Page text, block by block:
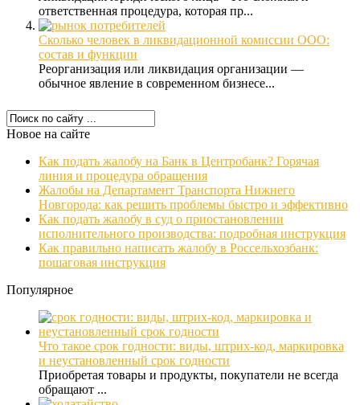
ответственная процедура, которая пр...
Сколько человек в ликвидационной комиссии ООО:
состав и функции
Реорганизация или ликвидация организации —
обычное явление в современном бизнесе...
Новое на сайте
Как подать жалобу на Банк в Центробанк? Горячая
линия и процедура обращения
Жалобы на Департамент Транспорта Нижнего
Новгорода: как решить проблемы быстро и эффективно
Как подать жалобу в суд о приостановлении
исполнительного производства: подробная инструкция
Как правильно написать жалобу в Россельхозбанк:
пошаговая инструкция
Популярное
Что такое срок годности: виды, штрих-код, маркировка
и неустановленный срок годности
Приобретая товары и продукты, покупатели не всегда
обращают ...